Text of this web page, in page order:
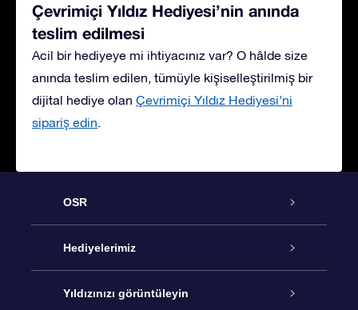
Çevrimiçi Yıldız Hediyesi’nin anında
teslim edilmesi
Acil bir hediyeye mi ihtiyacınız var? O hâlde size
anında teslim edilen, tümüyle kişiselleştirilmiş bir
dijital hediye olan Çevrimiçi Yıldız Hediyesi’ni
sipariş edin.
OSR
Hizmet
İletişim
Hediyelerimiz
Çevrimiçi Yıldız Hediyesi
Yıldızınızı görüntüleyin